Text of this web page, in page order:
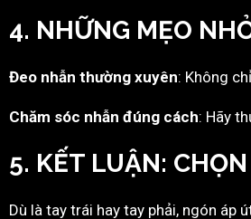
4. NHỮNG MẸO
Đeo nhẫn thường xuyên: Không
Chăm sóc nhẫn đúng cách: Hãy
5. KẾT LUẬN:
Dù là tay trái hay tay phải, ngón áp